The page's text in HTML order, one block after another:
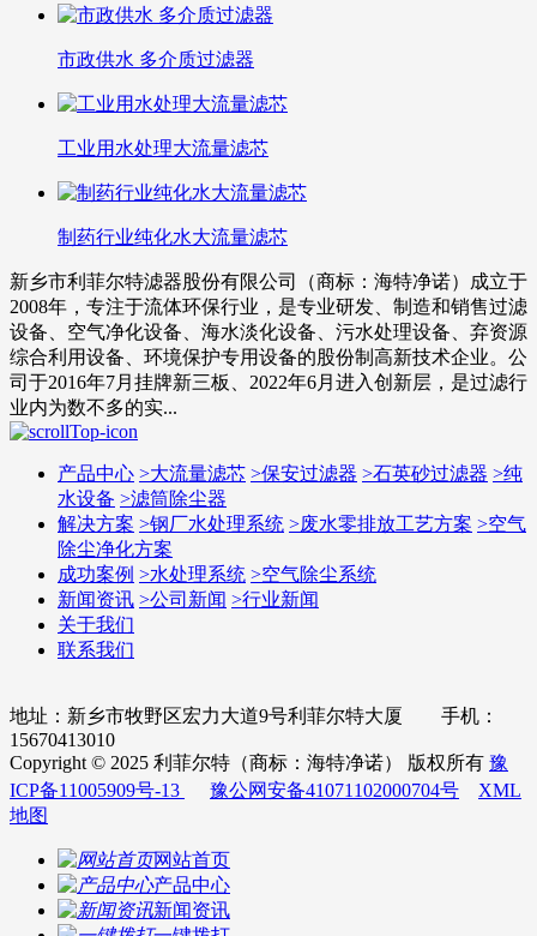
市政供水 多介质过滤器
工业用水处理大流量滤芯
制药行业纯化水大流量滤芯
新乡市利菲尔特滤器股份有限公司（商标：海特净诺）成立于
2008年，专注于流体环保行业，是专业研发、制造和销售过滤
设备、空气净化设备、海水淡化设备、污水处理设备、弃资源
综合利用设备、环境保护专用设备的股份制高新技术企业。公
司于2016年7月挂牌新三板、2022年6月进入创新层，是过滤行
业内为数不多的实...
产品中心 >大流量滤芯 >保安过滤器 >石英砂过滤器 >纯
水设备 >滤筒除尘器
解决方案 >钢厂水处理系统 >废水零排放工艺方案 >空气
除尘净化方案
成功案例 >水处理系统 >空气除尘系统
新闻资讯 >公司新闻 >行业新闻
关于我们
联系我们
地址：新乡市牧野区宏力大道9号利菲尔特大厦 手机：
15670413010
Copyright © 2025 利菲尔特（商标：海特净诺） 版权所有 豫
ICP备11005909号-13
豫公网安备41071102000704号
XML
地图
网站首页
产品中心
新闻资讯